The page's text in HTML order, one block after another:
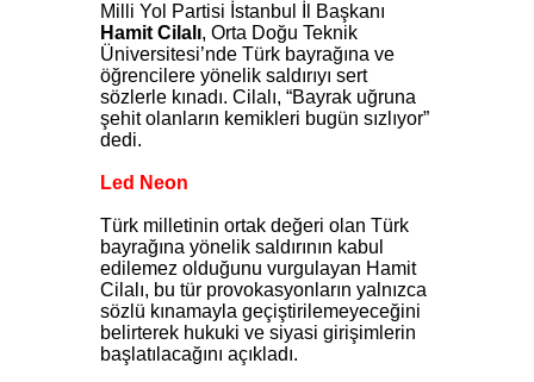
Milli Yol Partisi İstanbul İl Başkanı
Hamit Cilalı, Orta Doğu Teknik
Üniversitesi’nde Türk bayrağına ve
öğrencilere yönelik saldırıyı sert
sözlerle kınadı. Cilalı, “Bayrak uğruna
şehit olanların kemikleri bugün sızlıyor”
dedi.
Led Neon
Türk milletinin ortak değeri olan Türk
bayrağına yönelik saldırının kabul
edilemez olduğunu vurgulayan Hamit
Cilalı, bu tür provokasyonların yalnızca
sözlü kınamayla geçiştirilemeyeceğini
belirterek hukuki ve siyasi girişimlerin
başlatılacağını açıkladı.